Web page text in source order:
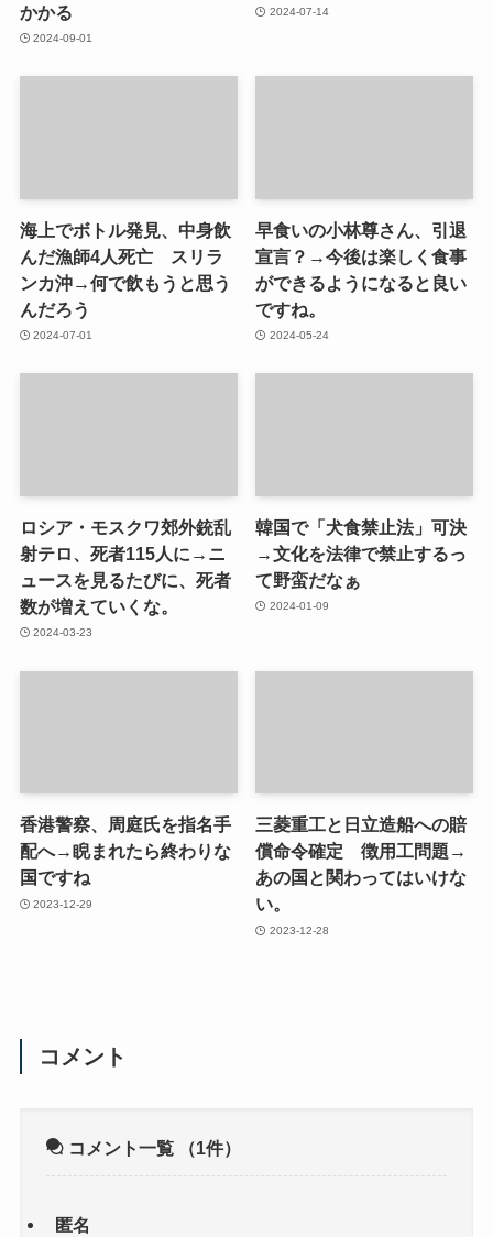
かかる
2024-09-01
2024-07-14
海上でボトル発見、中身飲
んだ漁師4人死亡 スリラ
ンカ沖→何で飲もうと思う
んだろう
2024-07-01
早食いの小林尊さん、引退
宣言？→今後は楽しく食事
ができるようになると良い
ですね。
2024-05-24
ロシア・モスクワ郊外銃乱
射テロ、死者115人に→ニ
ュースを見るたびに、死者
数が増えていくな。
2024-03-23
韓国で「犬食禁止法」可決
→文化を法律で禁止するっ
て野蛮だなぁ
2024-01-09
香港警察、周庭氏を指名手
配へ→睨まれたら終わりな
国ですね
2023-12-29
三菱重工と日立造船への賠
償命令確定 徴用工問題→
あの国と関わってはいけな
い。
2023-12-28
コメント
コメント一覧 （1件）
匿名